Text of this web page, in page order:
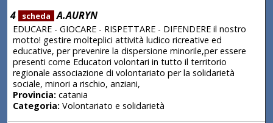
4 scheda A.AURYN
EDUCARE - GIOCARE - RISPETTARE - DIFENDERE il nostro
motto! gestire molteplici attività ludico ricreative ed
educative, per prevenire la dispersione minorile,per essere
presenti come Educatori volontari in tutto il territorio
regionale associazione di volontariato per la solidarietà
sociale, minori a rischio, anziani,
Provincia:catania
Categoria:Volontariato e solidarietà